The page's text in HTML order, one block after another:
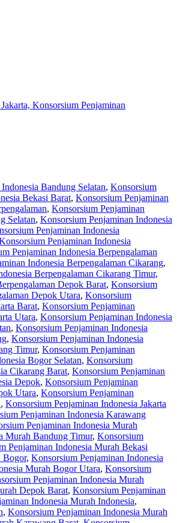
Bandung Selatan, Konsorsium
Bekasi Barat, Konsorsium Penjaminan
, Konsorsium Penjaminan
Selatan, Konsorsium Penjaminan Indonesia
Penjaminan Indonesia
Penjaminan Indonesia
Penjaminan Indonesia Berpengalaman
Indonesia Berpengalaman Cikarang,
Berpengalaman Cikarang Timur,
Depok Barat, Konsorsium
Depok Utara, Konsorsium
Barat, Konsorsium Penjaminan
Utara, Konsorsium Penjaminan Indonesia
, Konsorsium Penjaminan Indonesia
, Konsorsium Penjaminan Indonesia
Timur, Konsorsium Penjaminan
Bogor Selatan, Konsorsium
Cikarang Barat, Konsorsium Penjaminan
Depok, Konsorsium Penjaminan
Utara, Konsorsium Penjaminan
, Konsorsium Penjaminan Indonesia Jakarta
Penjaminan Indonesia Karawang
Penjaminan Indonesia Murah
Murah Bandung Timur, Konsorsium
Penjaminan Indonesia Murah Bekasi
Bogor, Konsorsium Penjaminan Indonesia
Murah Bogor Utara, Konsorsium
Penjaminan Indonesia Murah
Depok Barat, Konsorsium Penjaminan
Indonesia Murah Indonesia,
, Konsorsium Penjaminan Indonesia Murah